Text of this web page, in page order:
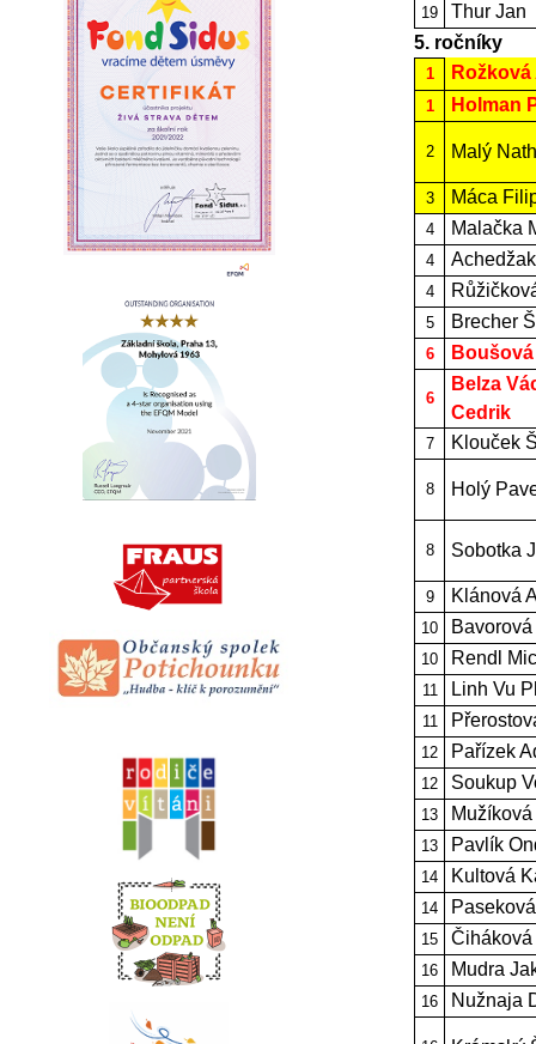
19
Thur Jan
5. ročníky
1 Rožková
1 Holman
2 Malý
3 Máca
4 Malačka
4
4
5 Brecher
6
6
Belza
Cedrik
7 Klouček
8 Holý
8 Sobotka
9 Klánová
10
10 Rendl
11 Linh Vu
11
12 Pařízek
12 Soukup
13
13 Pavlík
14 Kultová
14
15
16 Mudra
16 Nužnaja